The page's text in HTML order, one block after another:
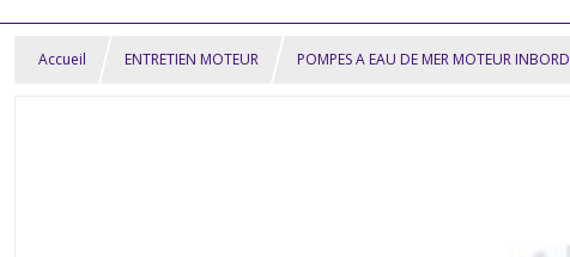
Accueil ENTRETIEN MOTEUR POMPES A EAU DE MER MOTEUR INBORD